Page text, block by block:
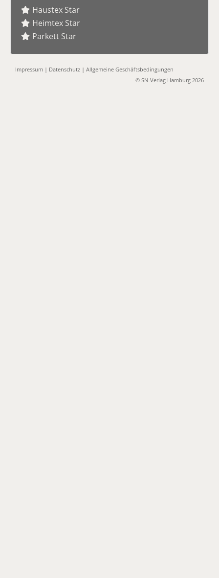
Haustex Star
Heimtex Star
Parkett Star
Impressum | Datenschutz |Allgemeine Geschäftsbedingungen
© SN-Verlag Hamburg 2026